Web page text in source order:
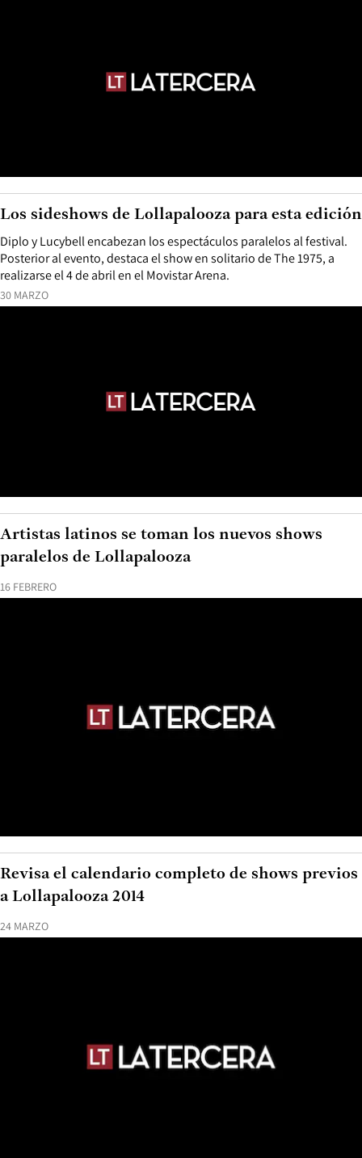
30 MARZO
Diplo y Lucybell encabezan los espectáculos paralelos al festival.
Posterior al evento, destaca el show en solitario de The 1975, a
realizarse el 4 de abril en el Movistar Arena.
Los sideshows de Lollapalooza para esta edición
16 FEBRERO
Artistas latinos se toman los nuevos shows
paralelos de Lollapalooza
24 MARZO
Revisa el calendario completo de shows previos
a Lollapalooza 2014